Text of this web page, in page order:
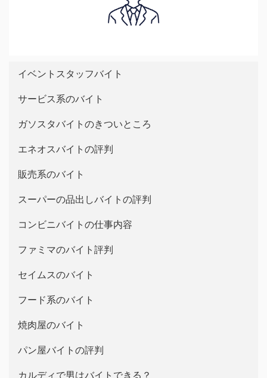
イベントスタッフバイト
サービス系のバイト
ガソスタバイトのきついところ
エネオスバイトの評判
販売系のバイト
スーパーの品出しバイトの評判
コンビニバイトの仕事内容
ファミマのバイト評判
セイムスのバイト
フード系のバイト
焼肉屋のバイト
パン屋バイトの評判
カルディで男はバイトできる？